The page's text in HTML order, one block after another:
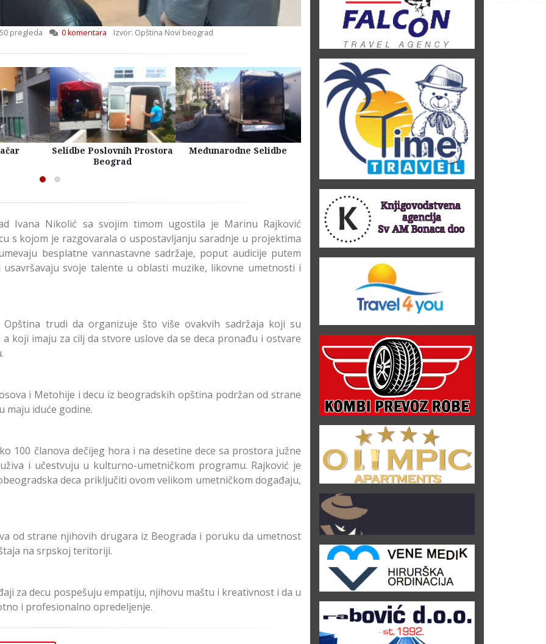
pregleda 0 komentara Izvor: Opština Novi beograd
Selidbe Poslovnih Prostora
Beograd
Međunarodne Selidbe Selidbe Firme Beograd
Skladištenje Stvari
Magacin Lagerovanje
Ivana Nikolić sa svojim timom ugostila je Marinu Rajković
s kojom je razgovarala o uspostavljanju saradnje u projektima
besplatne vannastavne sadržaje, poput audicije putem
svoje talente u oblasti muzike, likovne umetnosti i
trudi da organizuje što više ovakvih sadržaja koji su
koji imaju za cilj da stvore uslove da se deca pronađu i ostvare
i Metohije i decu iz beogradskih opština podržan od strane
maju iduće godine.
100 članova dečijeg hora i na desetine dece sa prostora južne
i učestvuju u kulturno-umetničkom programu. Rajković je
deca priključiti ovom velikom umetničkom događaju,
od strane njihovih drugara iz Beograda i poruku da umetnost
na srpskoj teritoriji.
za decu pospešuju empatiju, njihovu maštu i kreativnost i da u
i profesionalno opredeljenje.